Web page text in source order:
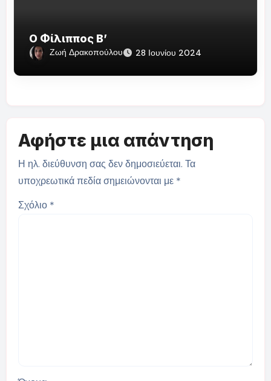
Ο Φίλιππος Β’
Ζωή Δρακοπούλου 28 Ιουνίου 2024
Αφήστε μια απάντηση
Η ηλ. διεύθυνση σας δεν δημοσιεύεται. Τα
υποχρεωτικά πεδία σημειώνονται με *
Σχόλιο *